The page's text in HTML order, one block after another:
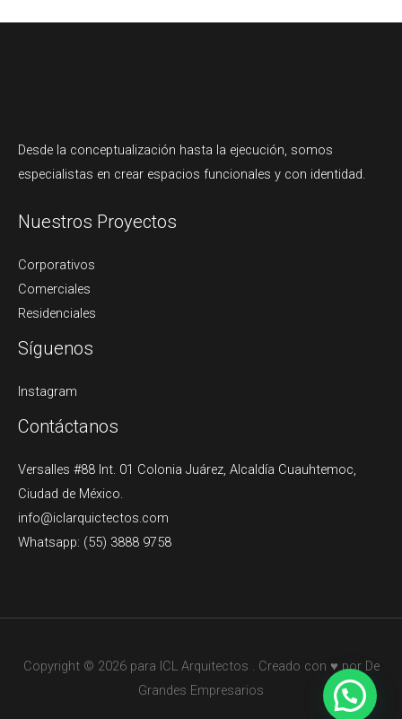
Desde la conceptualización hasta la ejecución, somos
especialistas en crear espacios funcionales y con identidad.
Nuestros Proyectos
Corporativos
Comerciales
Residenciales
Síguenos
Instagram
Contáctanos
Versalles #88 Int. 01 Colonia Juárez, Alcaldía Cuauhtemoc,
Ciudad de México.
info@iclarquictectos.com
Whatsapp: (55) 3888 9758
Copyright © 2026 para ICL Arquitectos . Creado con ♥ por De
Grandes Empresarios